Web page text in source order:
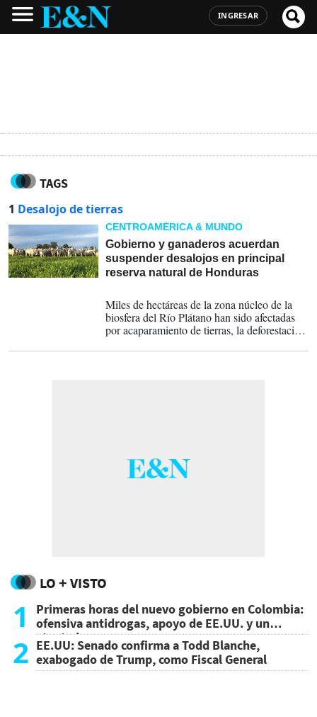
INGRESAR
TAGS
1 Desalojo de tierras
CENTROAMÉRICA & MUNDO
Gobierno y ganaderos acuerdan
suspender desalojos en principal
reserva natural de Honduras
Miles de hectáreas de la zona núcleo de la
biosfera del Río Plátano han sido afectadas
por acaparamiento de tierras, la deforestación
vinculadas al crimen organizado, entre otras
LO + VISTO
1
Primeras horas del nuevo gobierno en Colombia:
ofensiva antidrogas, apoyo de EE.UU. y un
atentado
2 EE.UU: Senado confirma a Todd Blanche,
exabogado de Trump, como Fiscal General